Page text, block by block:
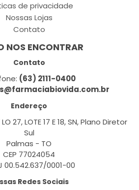
de privacidade
Nossas Lojas
Contato
NOS ENCONTRAR
Contato
(63) 2111-0400
Endereço
27, LOTE 17 E 18, SN, Plano Diretor
Sul
Palmas - TO
CEP 77024054
00.542.637/0001-00
Redes Sociais